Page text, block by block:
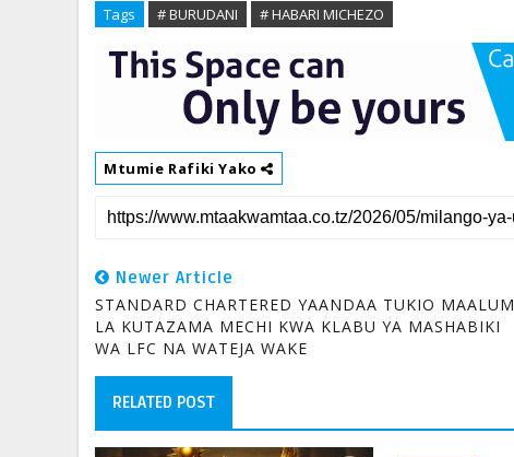
Tags # BURUDANI # HABARI MICHEZO
Mtumie Rafiki Yako
Newer Article
STANDARD CHARTERED YAANDAA TUKIO MAALUM
LA KUTAZAMA MECHI KWA KLABU YA MASHABIKI
WA LFC NA WATEJA WAKE
RELATED POST